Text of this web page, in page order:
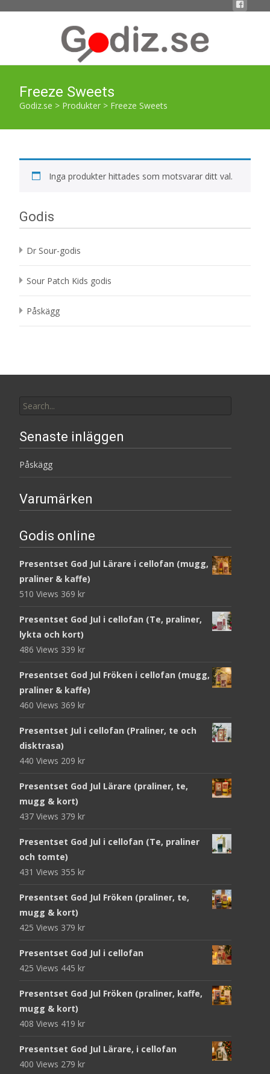
Freeze Sweets
Godiz.se > Produkter > Freeze Sweets
Inga produkter hittades som motsvarar ditt val.
Godis
Dr Sour-godis
Sour Patch Kids godis
Påskägg
for:
Senaste inläggen
Påskägg
Varumärken
Godis online
Presentset God Jul Lärare i cellofan (mugg,
praliner & kaffe)
510 Views 369 kr
Presentset God Jul i cellofan (Te, praliner,
lykta och kort)
486 Views 339 kr
Presentset God Jul Fröken i cellofan (mugg,
praliner & kaffe)
460 Views 369 kr
Presentset Jul i cellofan (Praliner, te och
disktrasa)
440 Views 209 kr
Presentset God Jul Lärare (praliner, te,
mugg & kort)
437 Views 379 kr
Presentset God Jul i cellofan (Te, praliner
och tomte)
431 Views 355 kr
Presentset God Jul Fröken (praliner, te,
mugg & kort)
425 Views 379 kr
Presentset God Jul i cellofan
425 Views 445 kr
Presentset God Jul Fröken (praliner, kaffe,
mugg & kort)
408 Views 419 kr
Presentset God Jul Lärare, i cellofan
400 Views 279 kr